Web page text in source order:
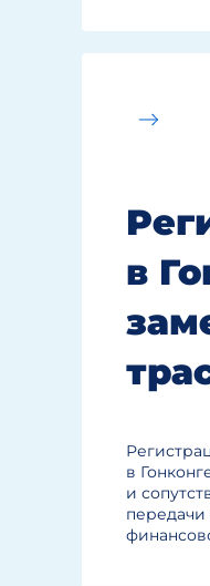
в
в
и
передачи